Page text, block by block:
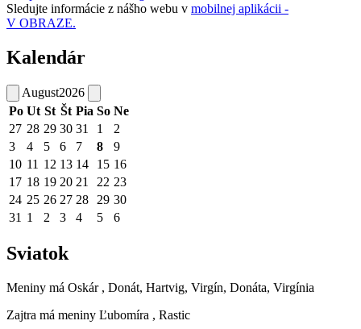
Sledujte informácie z nášho webu v mobilnej aplikácii -
V OBRAZE.
Kalendár
August2026
Po Ut St Št Pia So Ne
27 28 29 30 31 1
2
3
4 5 6 7 8
9
10 11 12 13 14 15 16
17 18 19 20 21 22 23
24 25 26 27 28 29 30
31 1 2 3 4 5 6
Sviatok
Meniny má Oskár , Donát, Hartvig, Virgín, Donáta, Virgínia
Zajtra má meniny Ľubomíra , Rastic